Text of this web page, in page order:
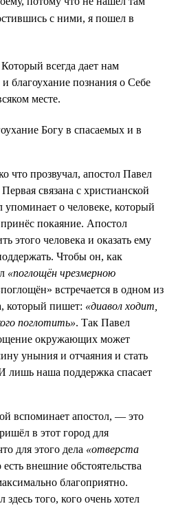
с ними, я пошел в
всегда дает нам
благоухание познания о Себе
месте.
Богу в спасаемых и в
что прозвучал, апостол Павел
связана с христианской
о человеке, который
покаяние. Апостол
этого человека и оказать ему
Чтобы он, как
«поглощён чрезмерною
встречается в одном из
который пишет: «диавол ходит,
поглотить». Так Павел
окружающих может
уныния и отчаяния и стать
лишь наша поддержка спасает
вспоминает апостол, — это
в этот город для
для этого дела «отверста
есть внешние обстоятельства
благоприятно.
того, кого очень хотел